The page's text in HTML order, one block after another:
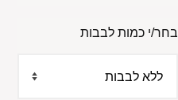
בחר/י כמות לבבות